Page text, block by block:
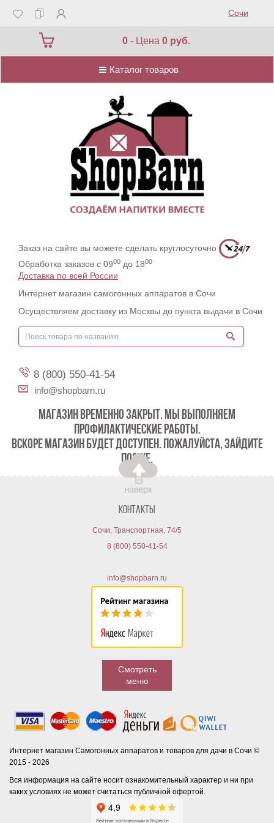
Сочи
0 - Цена0 руб.
Каталог товаров
Каталог товаров
Заказ на сайте вы можете сделать круглосуточно
Обработка заказов с 0900 до 1800
Доставка по всей России
Интернет магазин самогонных аппаратов в Сочи
Осуществляем доставку из Москвы до пункта выдачи в Сочи
8 (800) 550-41-54
info@shopbarn.ru
МАГАЗИН ВРЕМЕННО ЗАКРЫТ. МЫ ВЫПОЛНЯЕМ
ПРОФИЛАКТИЧЕСКИЕ РАБОТЫ.
ВСКОРЕ МАГАЗИН БУДЕТ ДОСТУПЕН. ПОЖАЛУЙСТА, ЗАЙДИТЕ
ПОЗЖЕ.
Контакты
Сочи, Транспортная, 74/5
8 (800) 550-41-54
info@shopbarn.ru
Смотреть
меню
Интернет магазин Самогонных аппаратов и товаров для дачи в Сочи ©
2015 - 2026
Вся информация на сайте носит ознакомительный характер и ни при
каких условиях не может считаться публичной офертой.